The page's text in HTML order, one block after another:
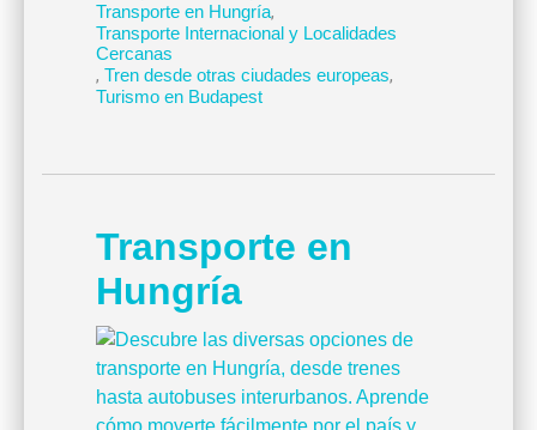
Transporte en Hungría,
Transporte Internacional y Localidades
Cercanas
, Tren desde otras ciudades europeas,
Turismo en Budapest
Transporte en
Hungría